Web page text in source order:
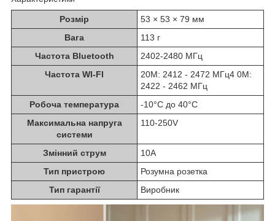
Розмір
53 × 53 × 79 мм
Вага
113 г
Частота Bluetooth
2402-2480 МГц
Частота WI-FI
20M: 2412 - 2472 МГц4 0M:
2422 - 2462 МГц
Робоча температура
-10°C до 40°C
Максимальна напруга
системи
110-250V
Змінний струм
10A
Тип пристрою
Розумна розетка
Тип гарантії
Виробник